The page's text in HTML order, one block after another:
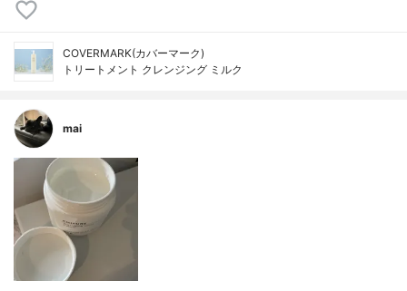
COVERMARK(カバーマーク)
トリートメント クレンジング ミルク
mai